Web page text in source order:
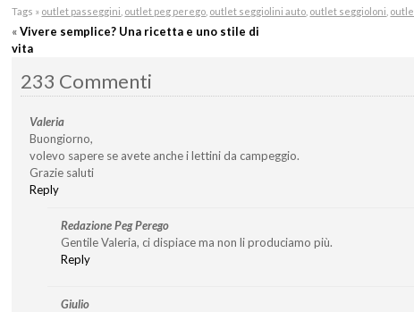
Tags » outlet passeggini outlet peg perego outlet seggiolini auto outlet seggioloni
«Vivere semplice? Una ricetta e uno stile di
vita
233 Commenti
Valeria
Buongiorno,
volevo sapere se avete anche i lettini da campeggio.
Grazie saluti
Reply
Redazione Peg Perego
Gentile Valeria, ci dispiace ma non li produciamo più.
Reply
Giulio